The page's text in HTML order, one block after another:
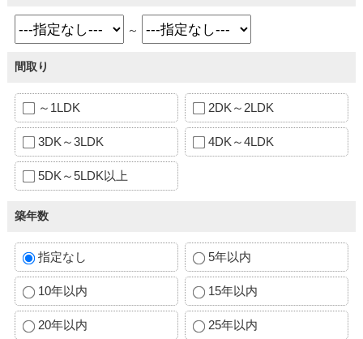
～
間取り
～1LDK 2DK～2LDK
3DK～3LDK 4DK～4LDK
5DK～5LDK以上
築年数
指定なし 5年以内
10年以内 15年以内
20年以内 25年以内